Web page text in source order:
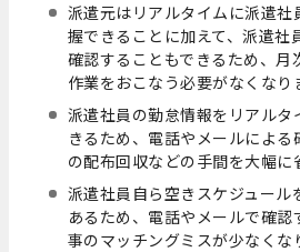
派遣元はリアルタイムに派遣
握できることに加えて、派遣社
確認することもできるため、
作業をおこなう必要がなくなり
派遣社員の勤怠情報をリアル
きるため、電話やメールによ
の配布回収などの手間を大幅に
派遣社員自ら空きスケジュー
あるため、電話やメールで確
事のマッチングミスが少なくな